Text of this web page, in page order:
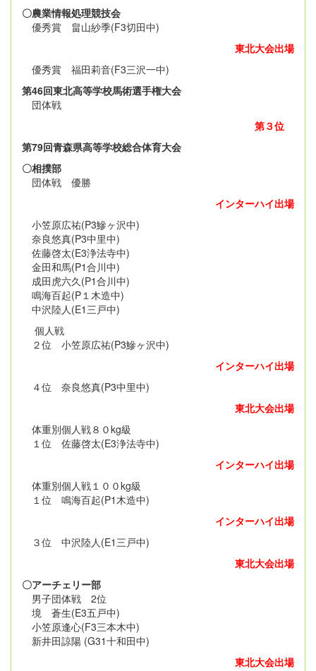
〇農業情報処理競技会
優秀賞 畠山紗季(F3切田中)
東北大会出場
優秀賞 福田莉音(F3三沢一中)
第46回東北高等学校馬術選手権大会
団体戦
第３位
第79回青森県高等学校総合体育大会
〇相撲部
団体戦 優勝
インターハイ出場
小笠原広祐(P3鰺ヶ沢中)
奈良悠真(P3中里中)
佐藤啓太(E3浄法寺中)
金田和馬(P1合川中)
成田虎六久(P1合川中)
鳴海百起(P１木造中)
中沢陸人(E1三戸中)
個人戦
２位 小笠原広祐(P3鰺ヶ沢中)
インターハイ出場
４位 奈良悠真(P3中里中)
東北大会出場
体重別個人戦８０kg級
１位 佐藤啓太(E3浄法寺中)
インターハイ出場
体重別個人戦１００kg級
１位 鳴海百起(P1木造中)
インターハイ出場
３位 中沢陸人(E1三戸中)
東北大会出場
〇アーチェリー部
男子団体戦 2位
境 蒼生(E3五戸中)
小笠原逢心(F3三本木中)
新井田諒陽 (G31十和田中)
東北大会出場